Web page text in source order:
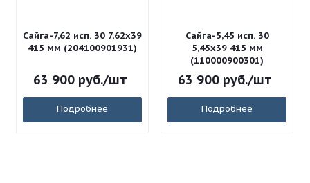
Сайга-7,62 исп. 30 7,62x39
415 мм (204100901931)
63 900руб./шт
Подробнее
Сайга-5,45 исп. 30
5,45x39 415 мм
(110000900301)
63 900руб./шт
Подробнее